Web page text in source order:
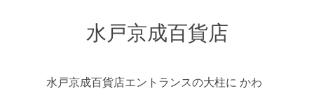
水戸京成百貨店
水戸京成百貨店エントランスの大柱に かわ